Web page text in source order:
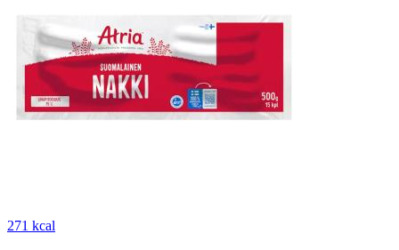
271 kcal